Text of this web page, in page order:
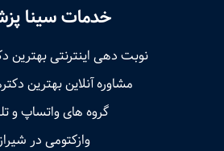
خدمات سینا
نوبت‌ دهی اینترنتی بهترین
مشاوره آنلاین بهترین
گروه های واتساپ و
وازکتومی در شیراز